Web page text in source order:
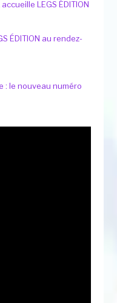
LEGS ÉDITION
ÉDITION au rendez-
: le nouveau numéro